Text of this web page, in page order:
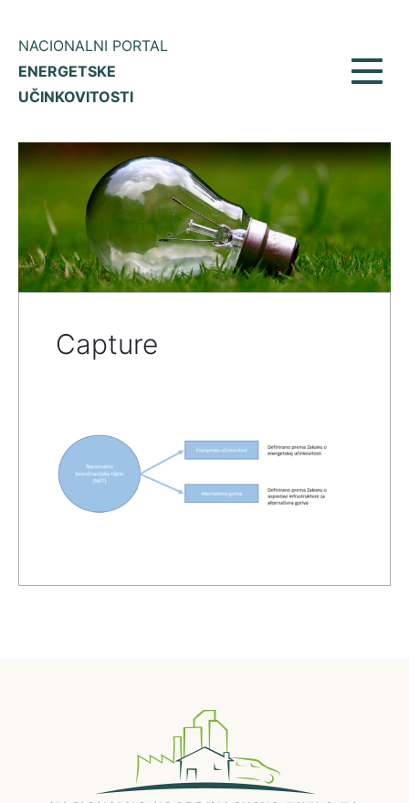
NACIONALNI PORTAL
ENERGETSKE
UČINKOVITOSTI
Capture